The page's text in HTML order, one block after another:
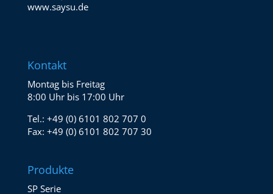
www.saysu.de
Kontakt
Montag bis Freitag
8:00 Uhr bis 17:00 Uhr
Tel.: +49 (0) 6101 802 707 0
Fax: +49 (0) 6101 802 707 30
Produkte
SP Serie